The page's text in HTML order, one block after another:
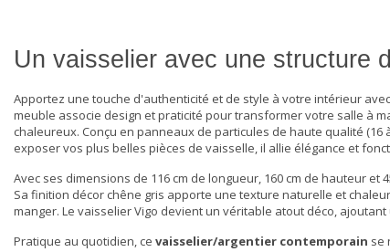
Un vaisselier avec une structure
Apportez une touche d'authenticité et de style à votre intérieur
meuble associe design et praticité pour transformer votre salle à
chaleureux. Conçu en panneaux de particules de haute qualité (16
exposer vos plus belles pièces de vaisselle, il allie élégance et
Avec ses dimensions de 116 cm de longueur, 160 cm de hauteur et
Sa finition décor chêne gris apporte une texture naturelle et
manger. Le vaisselier Vigo devient un véritable atout déco,
Pratique au quotidien, ce vaisselier/argentier contemporain se